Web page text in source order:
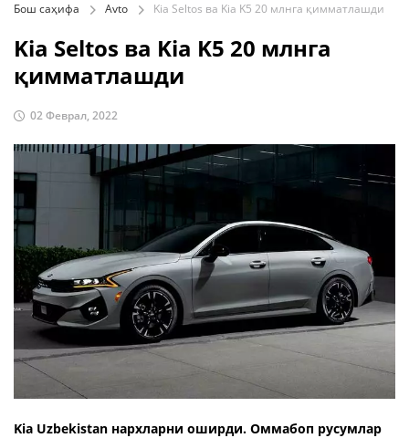
Бош саҳифа Avto Kia Seltos ва Kia K5 20 млнга қимматлашди
Kia Seltos ва Kia K5 20 млнга
қимматлашди
02 Феврал, 2022
Kia Uzbekistan нархларни оширди. Оммабоп русумлар